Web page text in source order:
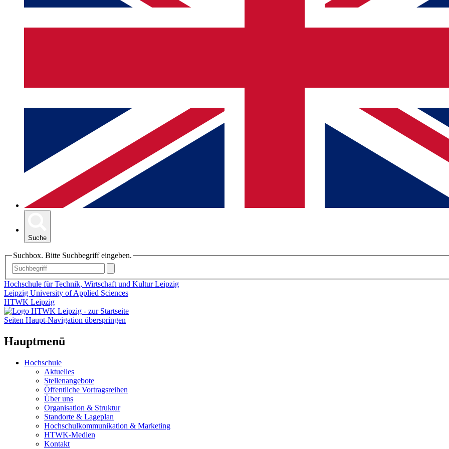
Suche
Suchbox. Bitte Suchbegriff eingeben.
Hochschule für Technik, Wirtschaft und Kultur Leipzig
Leipzig University of Applied Sciences
HTWK Leipzig
Seiten Haupt-Navigation überspringen
Hauptmenü
Hochschule
Aktuelles
Stellenangebote
Öffentliche Vortragsreihen
Über uns
Organisation & Struktur
Standorte & Lageplan
Hochschulkommunikation & Marketing
HTWK-Medien
Kontakt